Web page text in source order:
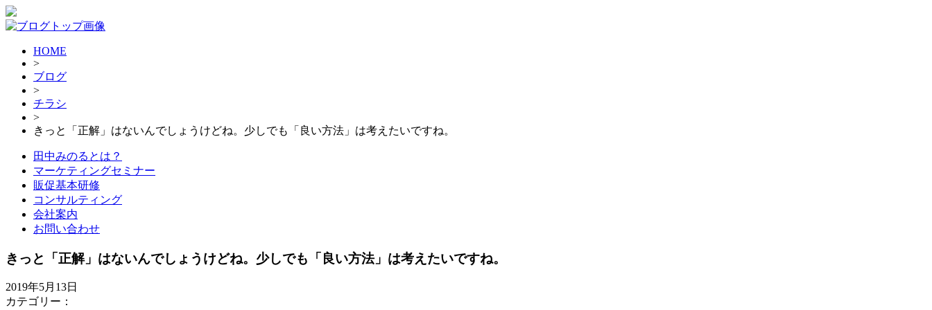
HOME
>
ブログ
>
チラシ
>
きっと「正解」はないんでしょうけどね。少しでも「良い方法」は考えたいですね。
田中みのるとは？
マーケティングセミナー
販促基本研修
コンサルティング
会社案内
お問い合わせ
きっと「正解」はないんでしょうけどね。少しでも「良い方法」は考えたいですね。
2019年5月13日
カテゴリー：